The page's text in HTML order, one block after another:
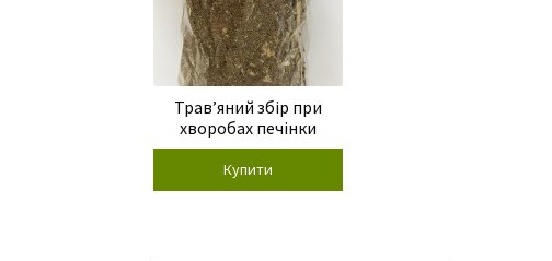
Трав’яний збір при
хворобах печінки
Купити